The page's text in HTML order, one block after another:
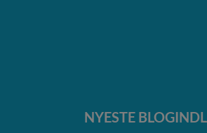
NYESTE